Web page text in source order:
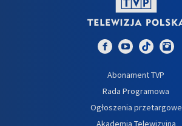
Abonament TVP
Rada Programowa
Ogłoszenia przetargowe
Akademia Telewizyjna